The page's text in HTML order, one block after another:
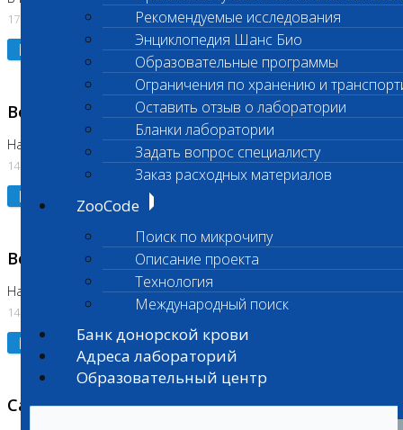
Рекомендуемые исследования
Энциклопедия Шанс Био
Образовательные программы
Ограничения по хранению и
Оставить отзыв о лаборатории
Бланки лаборатории
Задать вопрос специалисту
Заказ расходных материалов
ZooCode
Поиск по микрочипу
Описание проекта
Технология
Международный поиск
Банк донорской крови
Адреса лабораторий
Образовательный центр
17.07.2026
Подробнее
Возобновлено выполнение исследования
На Нагорной (Код 961, 962)
14.07.2026
Подробнее
Возобновлено выполнение исследования
На Нагорной (Код 157)
14.07.2026
Подробнее
Санитарный день